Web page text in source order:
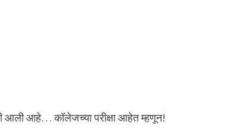
आली आहे… कॉलेजच्या परीक्षा आहेत म्हणून!